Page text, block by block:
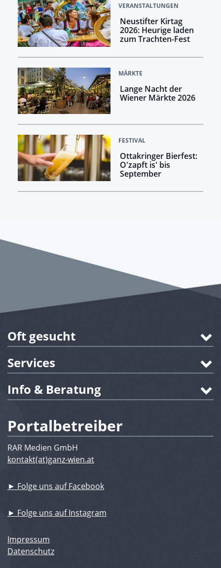
VERANSTALTUNGEN
Neustifter Kirtag
2026: Heurige laden
zum Trachten-Fest
MÄRKTE
Lange Nacht der
Wiener Märkte 2026
FESTIVAL
Ottakringer Bierfest:
O'zapft is' bis
September
Oft gesucht
Services
Info & Beratung
Portalbetreiber
RAR Medien GmbH
kontakt(at)ganz-wien.at
► Folge uns auf Facebook
► Folge uns auf Instagram
Impressum
Datenschutz